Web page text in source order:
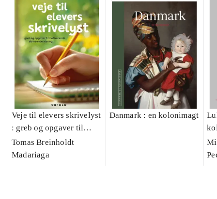
Veje til elevers skrivelyst
: greb og opgaver til
motiverende
skriveundervisning
Tomas Breinholdt
Madariaga
Danmark : en kolonimagt